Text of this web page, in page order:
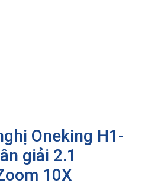
Oneking H1-
giải 2.1
10X